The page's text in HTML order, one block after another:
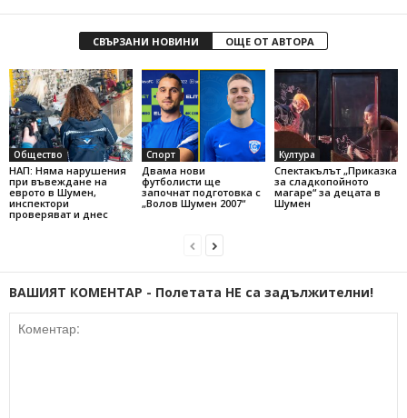
СВЪРЗАНИ НОВИНИ ОЩЕ ОТ АВТОРА
Общество
НАП: Няма нарушения
при въвеждане на
еврото в Шумен,
инспектори
проверяват и днес
Спорт
Двама нови
футболисти ще
започнат подготовка с
„Волов Шумен 2007“
Култура
Спектакълът „Приказка
за сладкопойното
магаре“ за децата в
Шумен
ВАШИЯТ КОМЕНТАР - Полетата НЕ са задължителни!